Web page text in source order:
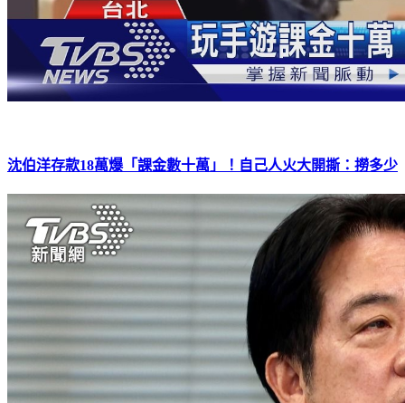
沈伯洋存款18萬爆「課金數十萬」！自己人火大開撕：撈多少